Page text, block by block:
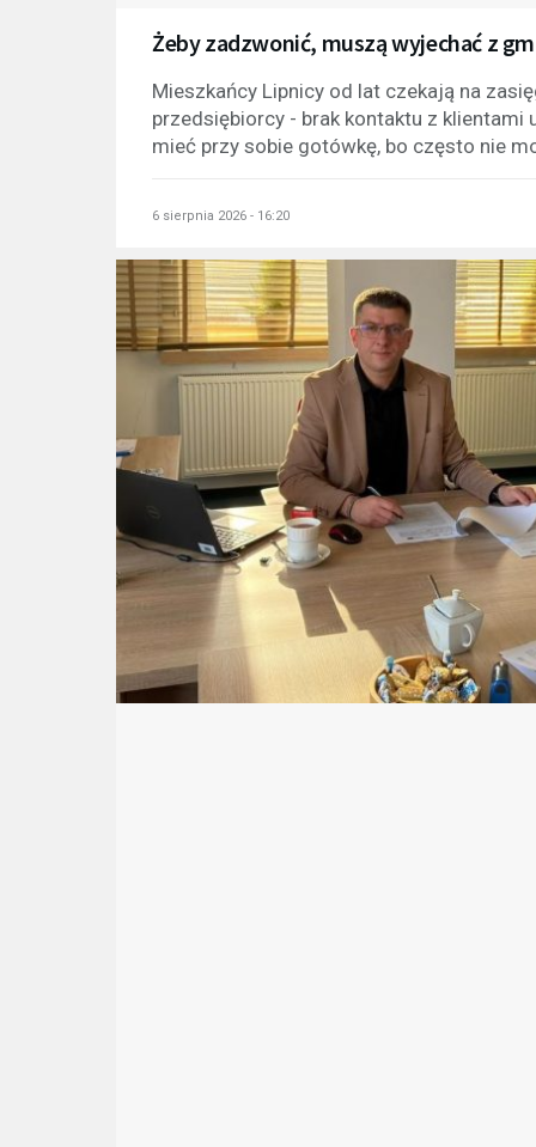
Żeby zadzwonić, muszą wyjechać z
Mieszkańcy Lipnicy od lat czekają na
przedsiębiorcy - brak kontaktu z
mieć przy sobie gotówkę, bo często nie
6 sierpnia 2026 - 16:20